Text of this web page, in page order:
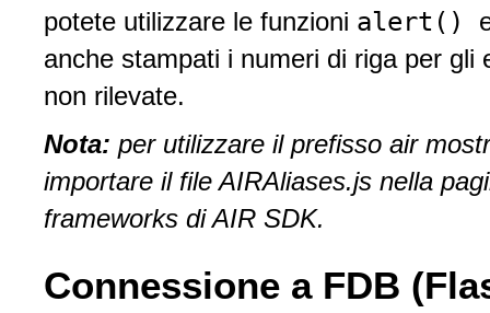
potete utilizzare le funzioni alert()
anche stampati i numeri di riga per
non rilevate.
Nota: per utilizzare il prefisso air
importare il file AIRAliases.js nella
frameworks di AIR SDK.
Connessione a FDB